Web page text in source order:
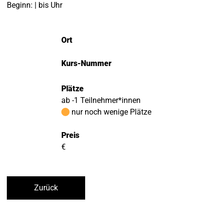
Beginn: | bis Uhr
Ort
Kurs-Nummer
Plätze
ab -1 Teilnehmer*innen
nur noch wenige Plätze
Preis
€
Zurück